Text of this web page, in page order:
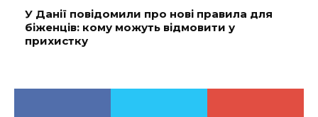
У Данії повідомили про нові правила для
біженців: кому можуть відмовити у
прихистку